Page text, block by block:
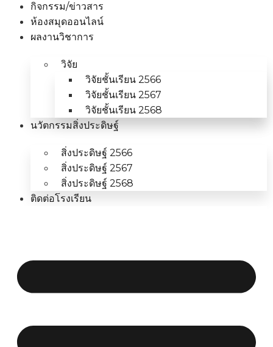
กิจกรรม/ข่าวสาร
ห้องสมุดออนไลน์
ผลงานวิชาการ
วิจัย
วิจัยชั้นเรียน 2566
วิจัยชั้นเรียน 2567
วิจัยชั้นเรียน 2568
นวัตกรรมสิ่งประดิษฐ์
สิ่งประดิษฐ์ 2566
สิ่งประดิษฐ์ 2567
สิ่งประดิษฐ์ 2568
ติดต่อโรงเรียน